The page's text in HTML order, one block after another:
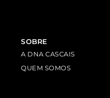
SOBRE
A DNA CASCAIS
QUEM SOMOS